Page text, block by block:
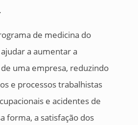
de medicina do
a aumentar a
uma empresa, reduzindo
e processos trabalhistas
e acidentes de
forma, a satisfação dos